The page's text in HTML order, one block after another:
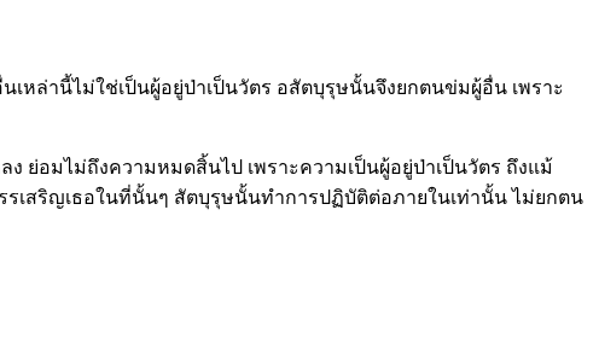
หล่านี้ไม่ใช่เป็นผู้อยู่ป่าเป็นวัตร อสัตบุรุษนั้นจึงยกตนข่มผู้อื่น เพราะ
อมไม่ถึงความหมดสิ้นไป เพราะความเป็นผู้อยู่ป่าเป็นวัตร ถึงแม้
เสริญเธอในที่นั้นๆ สัตบุรุษนั้นทำการปฏิบัติต่อภายในเท่านั้น ไม่ยกตน